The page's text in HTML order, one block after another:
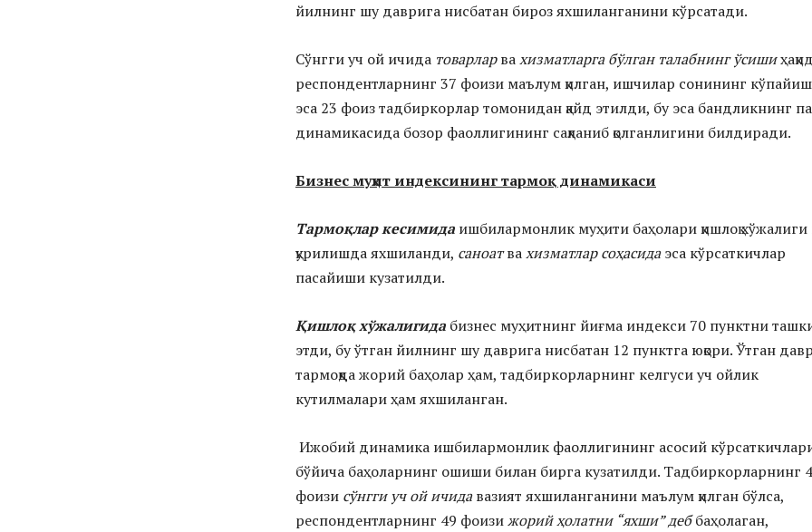
йилнинг шу даврига нисбатан бироз яхшиланганини кўрсатади.
Сўнгги уч ой ичида товарларвахизматларга бўлган талабнинг ўсиши
респондентларнинг 37 фоизи маълум қилган, ишчилар сонининг
эса 23 фоиз тадбиркорлар томонидан қайд этилди, бу эса бандликнинг
динамикасида бозор фаоллигининг сақланиб қолганлигини билдиради.
Бизнес муҳит индексининг тармоқ динамикаси
Тармоқлар кесимида ишбилармонлик муҳити баҳолари қишлоқ хўжалиги
қурилишда яхшиланди, саноатвахизматлар соҳасидаэса кўрсаткичлар
пасайиши кузатилди.
Қишлоқ хўжалигида бизнес муҳитнинг йиғма индекси 70 пунктни
этди, бу ўтган йилнинг шу даврига нисбатан 12 пунктга юқори. Ўтган
тармоқда жорий баҳолар ҳам, тадбиркорларнинг келгуси уч ойлик
кутилмалари ҳам яхшиланган.
Ижобий динамика ишбилармонлик фаоллигининг асосий
бўйича баҳоларнинг ошиши билан бирга кузатилди. Тадбиркорларнинг
фоизи сўнгги уч ой ичидавазият яхшиланганини маълум қилган бўлса,
респондентларнинг 49 фоизижорий ҳолатни “яхши” деббаҳолаган,